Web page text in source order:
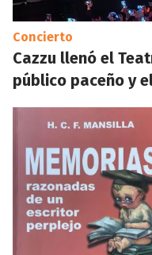
Concierto
Cazzu llenó el
público paceño y